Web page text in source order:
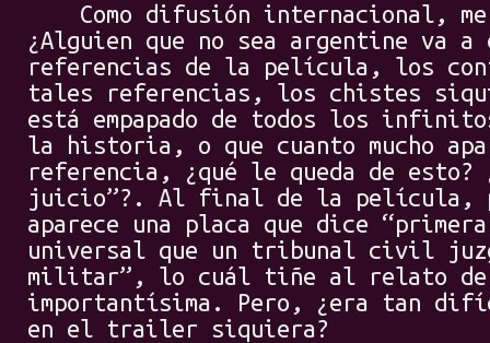
Como difusión internacional, me
¿Alguien que no sea argentine va
referencias de la película, los
tales referencias, los chistes
está empapado de todos los
la historia, o que cuanto mucho
referencia, ¿qué le queda de
juicio”?. Al final de la película,
aparece una placa que dice
universal que un tribunal civil
militar”, lo cuál tiñe al relato de
importantísima. Pero, ¿era tan
en el trailer siquiera?